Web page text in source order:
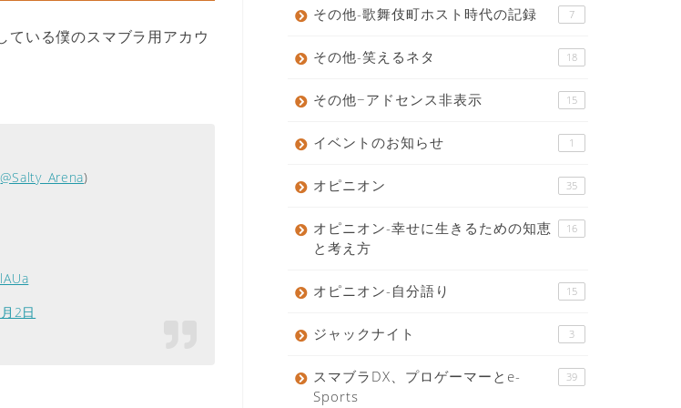
ている僕のスマブラ用アカウ
@Salty_Arena)
2日
その他-歌舞伎町ホスト時代の記録 7
その他-笑えるネタ 18
その他−アドセンス非表示 15
イベントのお知らせ 1
オピニオン 35
オピニオン-幸せに生きるための知恵
と考え方
16
オピニオン-自分語り 15
ジャックナイト 3
スマブラDX、プロゲーマーとe-
Sports
39